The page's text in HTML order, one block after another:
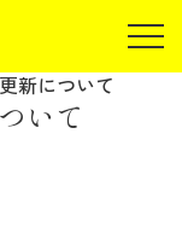
新について
いて